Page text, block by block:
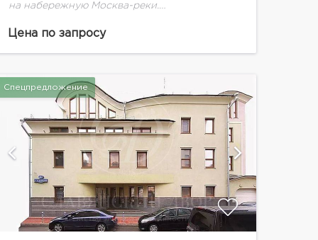
на набережную Москва-реки.
кв.м. Земельный участок в аренде до 2062 г.
Цена по запросу
Спецпредложение